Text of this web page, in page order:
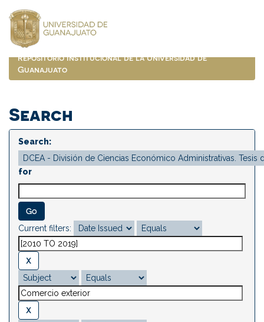
navigation
Repositorio Institucional de la Universidad de
Guanajuato
Search
Search:
for
Current filters: